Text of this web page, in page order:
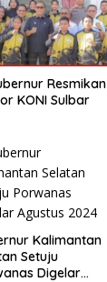
Resmikan
KONI Sulbar
Kalimantan
Setuju
Digelar